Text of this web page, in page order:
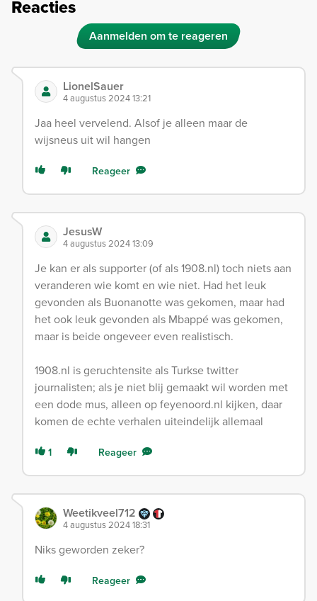
Reacties
Aanmelden om te reageren
LionelSauer
4 augustus 2024 13:21
Jaa heel vervelend. Alsof je alleen maar de
wijsneus uit wil hangen
Reageer
JesusW
4 augustus 2024 13:09
Je kan er als supporter (of als 1908.nl) toch niets aan
veranderen wie komt en wie niet. Had het leuk
gevonden als Buonanotte was gekomen, maar had
het ook leuk gevonden als Mbappé was gekomen,
maar is beide ongeveer even realistisch.
1908.nl is geruchtensite als Turkse twitter
journalisten; als je niet blij gemaakt wil worden met
een dode mus, alleen op feyenoord.nl kijken, daar
komen de echte verhalen uiteindelijk allemaal
1 Reageer
Weetikveel712
4 augustus 2024 18:31
Niks geworden zeker?
Reageer